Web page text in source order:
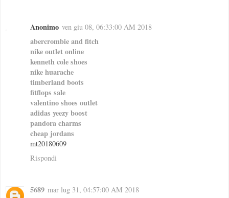
Anonimo ven giu 08, 06:33:00 AM 2018
abercrombie and fitch
nike outlet online
kenneth cole shoes
nike huarache
timberland boots
fitflops sale
valentino shoes outlet
adidas yeezy boost
pandora charms
cheap jordans
mt20180609
Rispondi
5689 mar lug 31, 04:57:00 AM 2018